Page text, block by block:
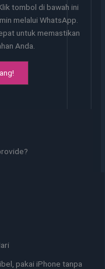
tombol di bawah ini
melalui WhatsApp.
untuk memastikan
Anda.
pakai iPhone tanpa